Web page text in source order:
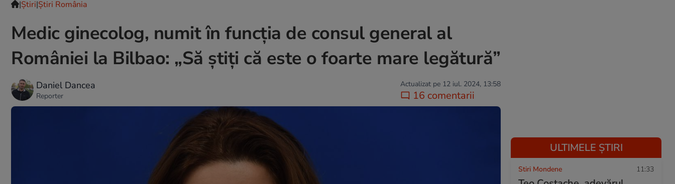
|Ştiri|Știri România
Medic ginecolog, numit în funcția de consul general al
României la Bilbao: „Să știți că este o foarte mare legătură”
Daniel Dancea
Reporter
Actualizat pe 12 iul. 2024, 13:58
16 comentarii
ULTIMELE ȘTIRI
Stiri Mondene 11:33